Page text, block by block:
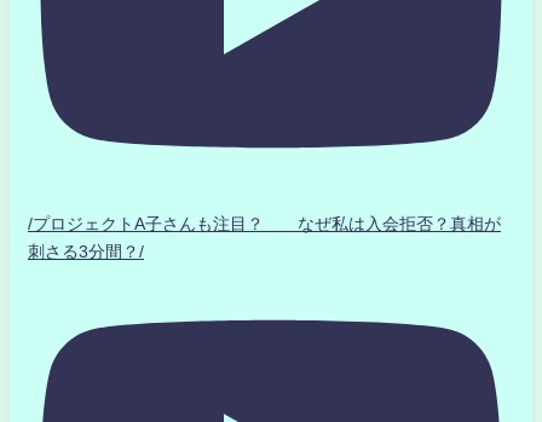
/プロジェクトA子さんも注目？ なぜ私は入会拒否？真相が
刺さる3分間？/